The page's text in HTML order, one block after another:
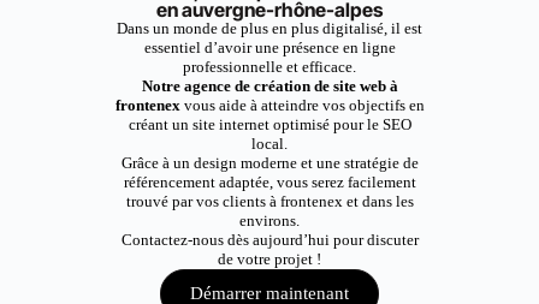
en auvergne-rhône-alpes
Dans un monde de plus en plus digitalisé, il est
essentiel d’avoir une présence en ligne
professionnelle et efficace.
Notre agence de création de site web à
frontenexvous aide à atteindre vos objectifs en
créant un site internet optimisé pour le SEO
local.
Grâce à un design moderne et une stratégie de
référencement adaptée, vous serez facilement
trouvé par vos clients à frontenex et dans les
environs.
Contactez-nous dès aujourd’hui pour discuter
de votre projet !
Démarrer maintenant